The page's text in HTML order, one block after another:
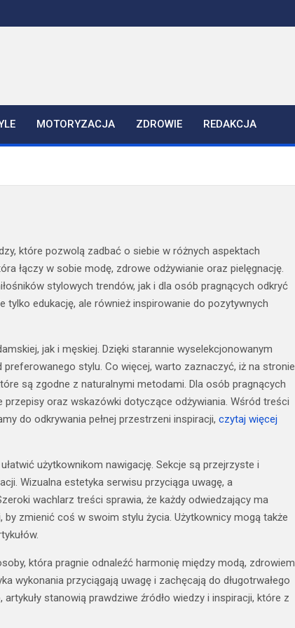
MOTORYZACJA ZDROWIE REDAKCJA
które pozwolą zadbać o siebie w różnych aspektach
łączy w sobie modę, zdrowe odżywianie oraz pielęgnację.
stylowych trendów, jak i dla osób pragnących odkryć
edukację, ale również inspirowanie do pozytywnych
jak i męskiej. Dzięki starannie wyselekcjonowanym
stylu. Co więcej, warto zaznaczyć, iż na stronie
są zgodne z naturalnymi metodami. Dla osób pragnących
oraz wskazówki dotyczące odżywiania. Wśród treści
do odkrywania pełnej przestrzeni inspiracji, czytaj więcej
użytkownikom nawigację. Sekcje są przejrzyste i
Wizualna estetyka serwisu przyciąga uwagę, a
wachlarz treści sprawia, że każdy odwiedzający ma
zmienić coś w swoim stylu życia. Użytkownicy mogą także
która pragnie odnaleźć harmonię między modą, zdrowiem
przyciągają uwagę i zachęcają do długotrwałego
stanowią prawdziwe źródło wiedzy i inspiracji, które z